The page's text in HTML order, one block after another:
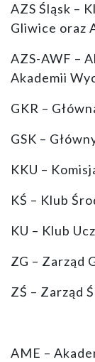
AZS Śląsk –
Gliwice oraz
AZS-AWF –
Akademii
GKR –
GSK –
KKU –
KŚ – Klub
KU – Klub
ZG – Zarząd
ZŚ – Zarząd
AME –